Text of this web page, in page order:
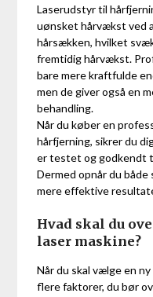
Laserudstyr til
uønsket hårvækst ved
hårsækken, hvilket
fremtidig hårvækst.
bare mere kraftfulde
men de giver også en
behandling.
Når du køber en
hårfjerning, sikrer du
er testet og godkendt
Dermed opnår du
mere effektive
Hvad skal du
laser maskine?
Når du skal vælge en
flere faktorer, du bør